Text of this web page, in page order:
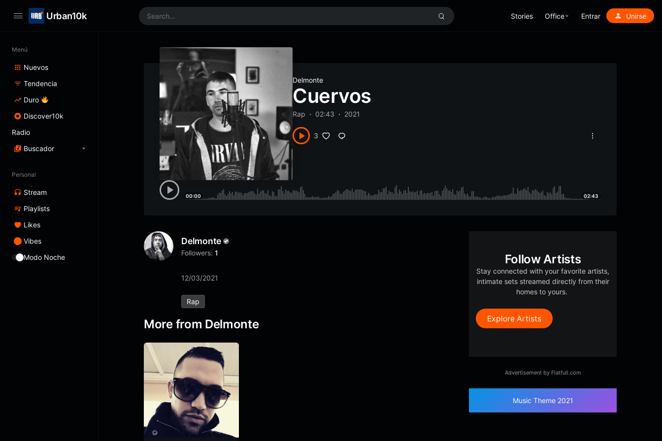
Urban10k Stories Office Entrar Unirse
Menú
Nuevos
Tendencia
Duro
Discover10k
Radio
Buscador
Personal
Stream
Playlists
Likes
Vibes
Modo Noche
Delmonte
Cuervos
Rap 02:43 2021
3
00:00 02:43
Delmonte
Followers: 1
12/03/2021
Rap
More from Delmonte
Follow Artists
Stay connected with your favorite artists,
intimate sets streamed directly from their
homes to yours.
Explore Artists
Advertisement by Flatfull.com
Music Theme 2021